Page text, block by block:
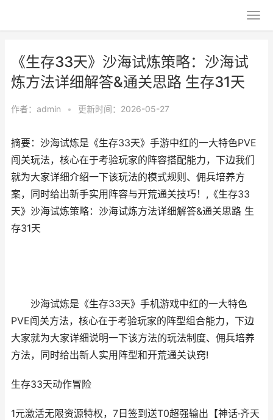
《生存33天》沙海试炼策略：沙海试
炼方法详细解答&通关思路 生存31天
作者： admin • 更新时间：2026-05-27
摘要：沙海试炼是《生存33天》手游中红的一大特色PVE
闯关玩法，核心在于考验玩家的阵容搭配能力，下边我们
就为大家详细介绍一下该玩法的模式规则、佣兵培养方
案，同时给出新手实用阵容与开荒通关技巧！,《生存33
天》沙海试炼策略：沙海试炼方法详细解答&通关思路 生
存31天
沙海试炼是《生存33天》手机游戏中红的一大特色
PVE闯关方法，核心在于考验玩家的阵型组合能力，下边
大家就为大家详细说明一下该方法的玩法制度、佣兵培养
方法，同时给出新人实用阵型和开荒通关诀窍!
生存33天动作冒险
1元激活无限资源特权，7日签到送T0超强输出【神话·齐天